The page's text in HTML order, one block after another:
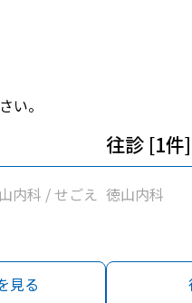
い。
内科 / せごえ
見る
往診 [1件]
徳山内科